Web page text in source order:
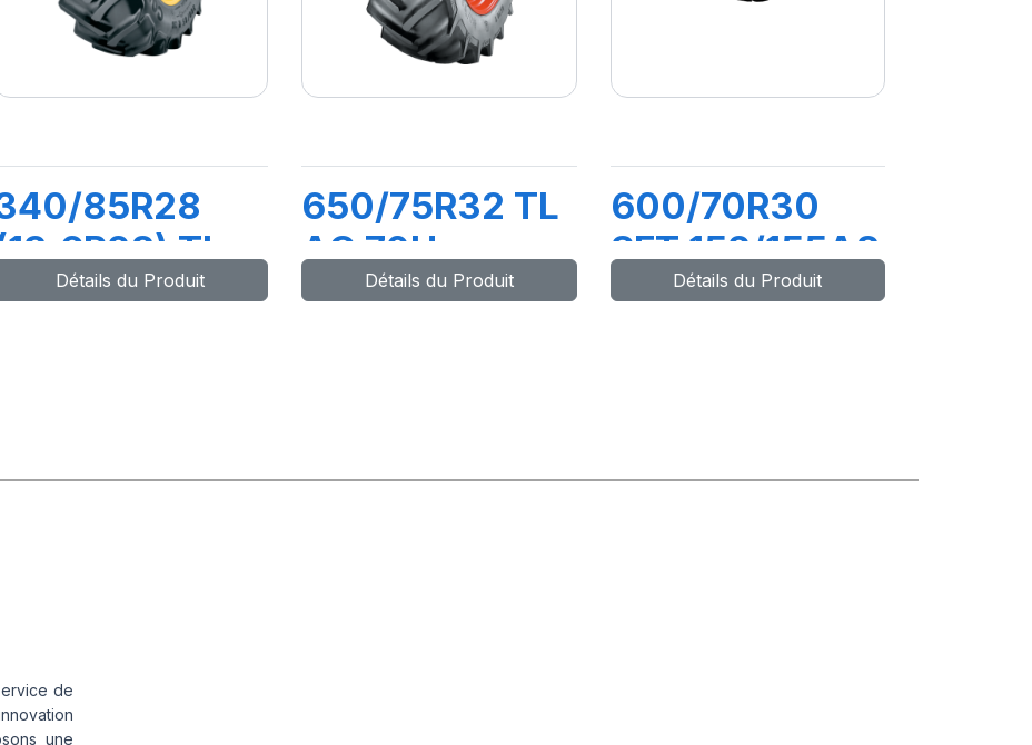
85R28
TL
(127B)
Détails du Produit
650/75R32 TL
AC 70H
Détails du Produit
600/70R30
SFT 152/155A8
Détails du Produit
de
une